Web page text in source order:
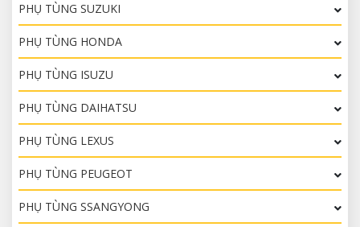
PHỤ TÙNG SUZUKI
PHỤ TÙNG HONDA
PHỤ TÙNG ISUZU
PHỤ TÙNG DAIHATSU
PHỤ TÙNG LEXUS
PHỤ TÙNG PEUGEOT
PHỤ TÙNG SSANGYONG